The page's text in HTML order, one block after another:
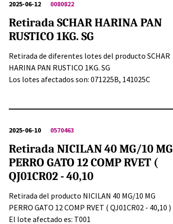
2025-06-12 0080822
Retirada SCHAR HARINA PAN
RUSTICO 1KG. SG
Retirada de diferentes lotes del producto SCHAR
HARINA PAN RUSTICO 1KG. SG
Los lotes afectados son: 071225B, 141025C
2025-06-10 0570463
Retirada NICILAN 40 MG/10 MG
PERRO GATO 12 COMP RVET (
QJ01CR02 - 40,10
Retirada del producto NICILAN 40 MG/10 MG
PERRO GATO 12 COMP RVET ( QJ01CR02 - 40,10 )
El lote afectado es: T001